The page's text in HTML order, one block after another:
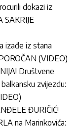
dokazi iz
SAKRIJE
izađe iz stana
(VIDEO)
Društvene
zvijezdu:
ĐURIČIĆ!
na Marinkovića: